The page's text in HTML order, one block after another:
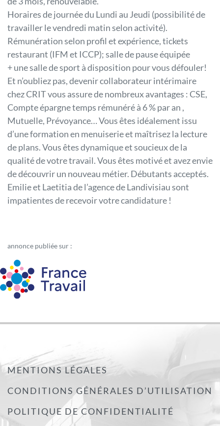
Horaires de journée du Lundi au Jeudi (possibilité de
travailler le vendredi matin selon activité).
Rémunération selon profil et expérience, tickets
restaurant (IFM et ICCP); salle de pause équipée
+ une salle de sport à disposition pour vous défouler!
Et n’oubliez pas, devenir collaborateur intérimaire
chez CRIT vous assure de nombreux avantages : CSE,
Compte épargne temps rémunéré à 6 % par an ,
Mutuelle, Prévoyance… Vous êtes idéalement issu
d’une formation en menuiserie et maîtrisez la lecture
de plans. Vous êtes dynamique et soucieux de la
qualité de votre travail. Vous êtes motivé et avez envie
de découvrir un nouveau métier. Débutants acceptés.
Emilie et Laetitia de l’agence de Landivisiau sont
impatientes de recevoir votre candidature !
annonce publiée sur :
MENTIONS LÉGALES
CONDITIONS GÉNÉRALES D’UTILISATION
POLITIQUE DE CONFIDENTIALITÉ